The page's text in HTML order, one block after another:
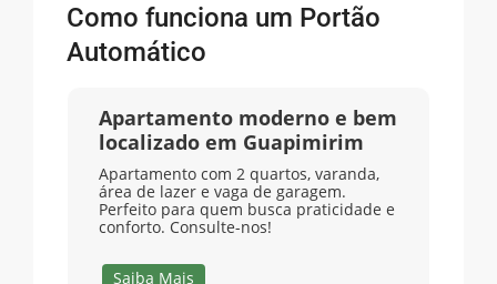
Como funciona um Portão
Automático
Apartamento moderno e bem
localizado em Guapimirim
Apartamento com 2 quartos, varanda,
área de lazer e vaga de garagem.
Perfeito para quem busca praticidade e
conforto. Consulte-nos!
Saiba Mais